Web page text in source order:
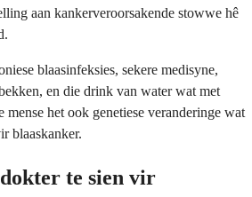
aan kankerveroorsakende stowwe hê
blaasinfeksies, sekere medisyne,
en die drink van water wat met
mense het ook genetiese veranderinge wat
blaaskanker.
te sien vir